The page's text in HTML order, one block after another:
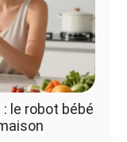
le robot bébé